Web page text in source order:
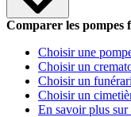
Comparer les pompes
Choisir une
Choisir un
Choisir un
Choisir un
En savoir plus